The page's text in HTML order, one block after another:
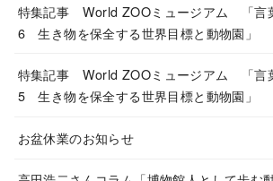
特集記事 World ZOOミュージアム 「言
6 生き物を保全する世界目標と動物園」
特集記事 World ZOOミュージアム 「言
5 生き物を保全する世界目標と動物園」
お盆休業のお知らせ